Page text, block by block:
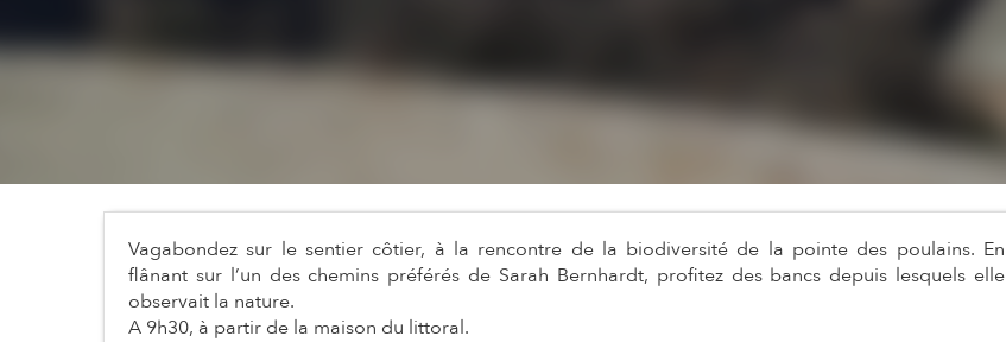
Vagabondez sur le sentier côtier, à la rencontre de la biodiversité de la pointe des poulains. En
flânant sur l’un des chemins préférés de Sarah Bernhardt, profitez des bancs depuis lesquels elle
observait la nature.
A 9h30, à partir de la maison du littoral.